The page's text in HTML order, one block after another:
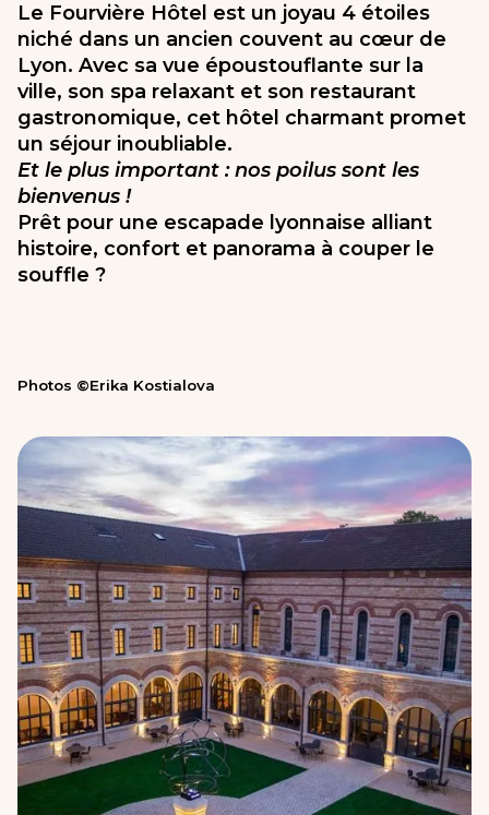
Le Fourvière Hôtel est un joyau 4 étoiles
niché dans un ancien couvent au cœur de
Lyon. Avec sa vue époustouflante sur la
ville, son spa relaxant et son restaurant
gastronomique, cet hôtel charmant promet
un séjour inoubliable.
Et le plus important : nos poilus sont les
bienvenus !
Prêt pour une escapade lyonnaise alliant
histoire, confort et panorama à couper le
souffle ?
Photos ©Erika Kostialova